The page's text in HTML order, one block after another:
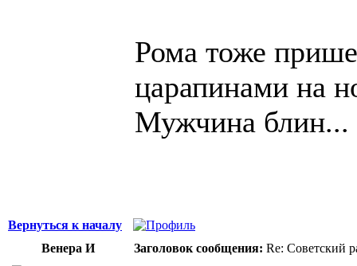
Рома тоже
царапинами на
Мужчина блин...
Вернуться к началу
Венера И
Заголовок сообщения: Re: Советский